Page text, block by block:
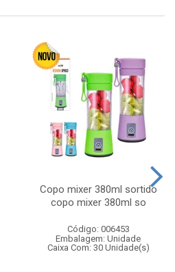
Copo mixer 380ml sortido
copo mixer 380ml so
Código: 006453
Embalagem: Unidade
Caixa Com: 30 Unidade(s)